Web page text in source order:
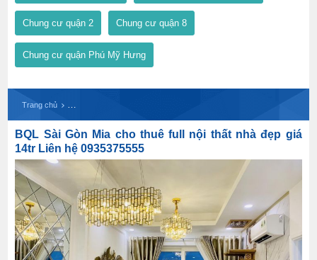
Chung cư quận 2 Chung cư quận 8
Chung cư quận Phú Mỹ Hưng
Trang chủ
BQL Sài Gòn Mia cho thuê full nội thất nhà đẹp giá
14tr Liên hệ 0935375555